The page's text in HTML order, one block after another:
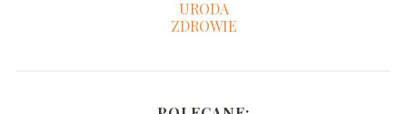
URODA
ZDROWIE